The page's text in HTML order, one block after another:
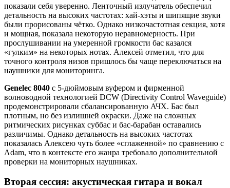
показали себя уверенно. Ленточный излучатель обеспечил
детальность на высоких частотах: хай-хэты и шипящие звуки
были прорисованы чётко. Однако низкочастотная секция, хотя
и мощная, показала некоторую неравномерность. При
прослушивании на умеренной громкости бас казался
«гулким» на некоторых нотах. Алексей отметил, что для
точного контроля низов пришлось бы чаще переключаться на
наушники для мониторинга.
Genelec 8040 с 5-дюймовым вуфером и фирменной
волноводной технологией DCW (Directivity Control Waveguide)
продемонстрировали сбалансированную АЧХ. Бас был
плотным, но без излишней окраски. Даже на сложных
ритмических рисунках суббас и бас-барабан оставались
различимы. Однако детальность на высоких частотах
показалась Алексею чуть более «сглаженной» по сравнению с
Adam, что в контексте его жанра требовало дополнительной
проверки на мониторных наушниках.
Вторая сессия: акустическая гитара и вокал